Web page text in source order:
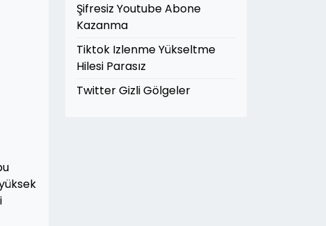
Şifresiz Youtube Abone
Kazanma
Tiktok Izlenme Yükseltme
Hilesi Parasız
Twitter Gizli Gölgeler